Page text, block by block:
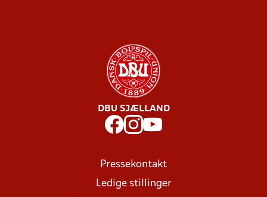
DBU SJÆLLAND
Pressekontakt
Ledige stillinger